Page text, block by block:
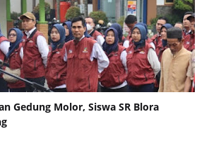
Gedung Molor, Siswa SR Blora